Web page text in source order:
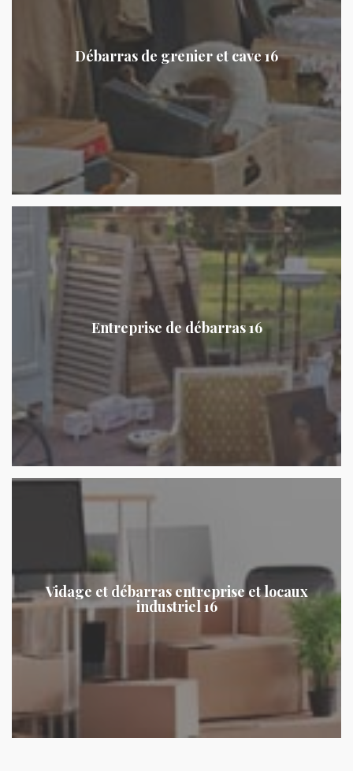
Débarras de grenier et cave 16
Entreprise de débarras 16
Vidage et débarras entreprise et locaux
industriel 16